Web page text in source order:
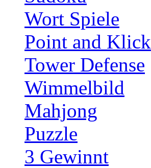
Wort Spiele
Point and Klick
Tower Defense
Wimmelbild
Mahjong
Puzzle
3 Gewinnt